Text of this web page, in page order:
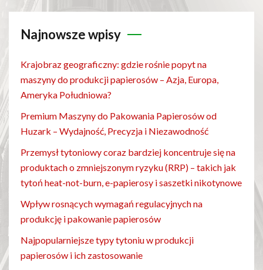
Najnowsze wpisy
Krajobraz geograficzny: gdzie rośnie popyt na
maszyny do produkcji papierosów – Azja, Europa,
Ameryka Południowa?
Premium Maszyny do Pakowania Papierosów od
Huzark – Wydajność, Precyzja i Niezawodność
Przemysł tytoniowy coraz bardziej koncentruje się na
produktach o zmniejszonym ryzyku (RRP) – takich jak
tytoń heat-not-burn, e-papierosy i saszetki nikotynowe
Wpływ rosnących wymagań regulacyjnych na
produkcję i pakowanie papierosów
Najpopularniejsze typy tytoniu w produkcji
papierosów i ich zastosowanie